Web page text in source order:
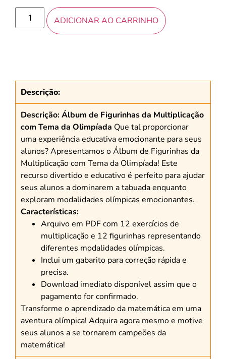
ADICIONAR AO CARRINHO
Descrição:
Descrição:Álbum de Figurinhas da Multiplicação
com Tema da Olimpíada Que tal proporcionar
uma experiência educativa emocionante para seus
alunos? Apresentamos o Álbum de Figurinhas da
Multiplicação com Tema da Olimpíada! Este
recurso divertido e educativo é perfeito para ajudar
seus alunos a dominarem a tabuada enquanto
exploram modalidades olímpicas emocionantes.
Características:
Arquivo em PDF com 12 exercícios de
multiplicação e 12 figurinhas representando
diferentes modalidades olímpicas.
Inclui um gabarito para correção rápida e
precisa.
Download imediato disponível assim que o
pagamento for confirmado.
Transforme o aprendizado da matemática em uma
aventura olímpica! Adquira agora mesmo e motive
seus alunos a se tornarem campeões da
matemática!